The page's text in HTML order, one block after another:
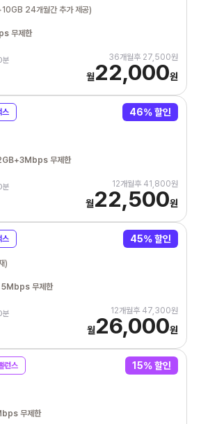
24개월간 추가 제공)
무제한
분 36개월후 27,500원
월22,000원
스 46% 할인
무제한
분 12개월후 41,800원
월22,500원
스 45% 할인
)
5Mbps 무제한
분 12개월후 47,300원
월26,000원
런스 15% 할인
무제한